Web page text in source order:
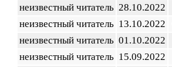
неизвестный читатель 28.10.2022
неизвестный читатель 13.10.2022
неизвестный читатель 01.10.2022
неизвестный читатель 15.09.2022